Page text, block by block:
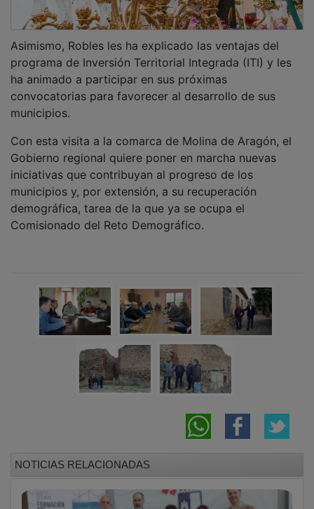
Asimismo, Robles les ha explicado las ventajas del
programa de Inversión Territorial Integrada (ITI) y les
ha animado a participar en sus próximas
convocatorias para favorecer al desarrollo de sus
municipios.
Con esta visita a la comarca de Molina de Aragón, el
Gobierno regional quiere poner en marcha nuevas
iniciativas que contribuyan al progreso de los
municipios y, por extensión, a su recuperación
demográfica, tarea de la que ya se ocupa el
Comisionado del Reto Demográfico.
NOTICIAS RELACIONADAS